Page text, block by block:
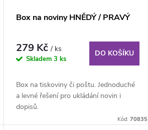
Box na noviny HNĚDÝ / PRAVÝ
279 Kč/ ks
Skladem3 ks
DO KOŠÍKU
Box na tiskoviny či poštu. Jednoduché
a levné řešení pro ukládání novin i
dopisů.
Kód: 70835